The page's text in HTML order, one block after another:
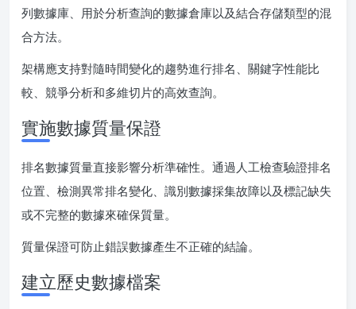
列數據庫、用於分析查詢的數據倉庫以及結合存儲類型的混
合方法。
架構應支持對隨時間變化的趨勢進行排名、關鍵字性能比
較、競爭分析和多維切片的高效查詢。
實施數據質量保證
排名數據質量直接影響分析準確性。通過人工檢查驗證排名
位置、檢測異常排名變化、識別數據採集故障以及標記缺失
或不完整的數據來確保質量。
質量保證可防止錯誤數據產生不正確的結論。
建立歷史數據檔案